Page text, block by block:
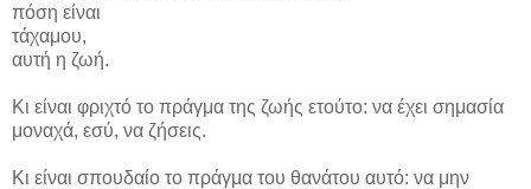
πόση είναι
τάχαμου,
αυτή η ζωή.
Κι είναι φριχτό το πράγμα της ζωής ετούτο: να έχει σημασία
μοναχά, εσύ, να ζήσεις.
Κι είναι σπουδαίο το πράγμα του θανάτου αυτό: να μην